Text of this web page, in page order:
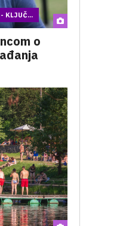
KLJUČ...
o